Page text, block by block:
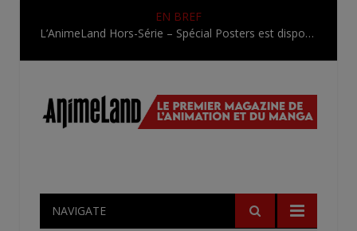
EN BREF
L’AnimeLand Hors-Série – Spécial Posters est disponible !
NAVIGATE